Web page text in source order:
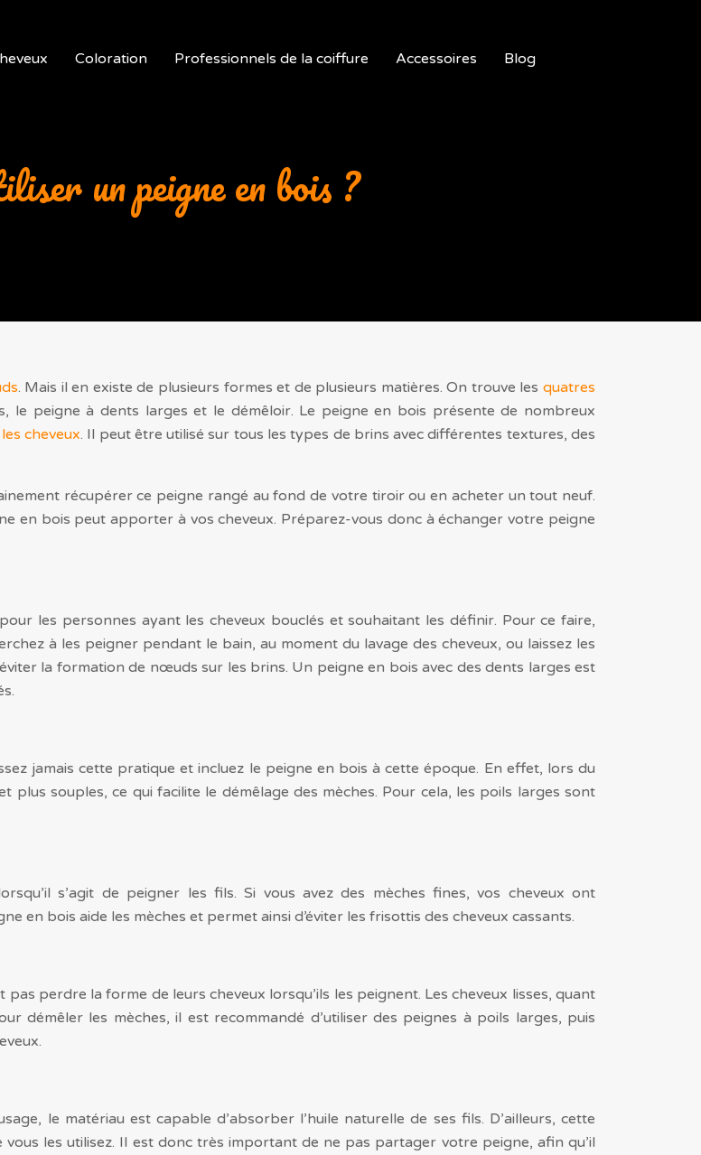
Coloration Professionnels de la coiffure Accessoires Blog
un peigne en bois ?
. Mais il en existe de plusieurs formes et de plusieurs matières. On trouve lesquatres
le peigne à dents larges et le démêloir. Le peigne en bois présente de nombreux
cheveux. Il peut être utilisé sur tous les types de brins avec différentes textures, des
récupérer ce peigne rangé au fond de votre tiroir ou en acheter un tout neuf.
en bois peut apporter à vos cheveux. Préparez-vous donc à échanger votre peigne
les personnes ayant les cheveux bouclés et souhaitant les définir. Pour ce faire,
à les peigner pendant le bain, au moment du lavage des cheveux, ou laissez les
la formation de nœuds sur les brins. Un peigne en bois avec des dents larges est
jamais cette pratique et incluez le peigne en bois à cette époque. En effet, lors du
plus souples, ce qui facilite le démêlage des mèches. Pour cela, les poils larges sont
s’agit de peigner les fils. Si vous avez des mèches fines, vos cheveux ont
en bois aide les mèches et permet ainsi d’éviter les frisottis des cheveux cassants.
pas perdre la forme de leurs cheveux lorsqu’ils les peignent. Les cheveux lisses, quant
démêler les mèches, il est recommandé d’utiliser des peignes à poils larges, puis
le matériau est capable d’absorber l’huile naturelle de ses fils. D’ailleurs, cette
les utilisez. Il est donc très important de ne pas partager votre peigne, afin qu’il